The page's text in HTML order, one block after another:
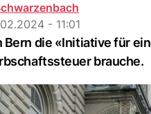
- 11:01
Bern die «Initiative für
brauche.